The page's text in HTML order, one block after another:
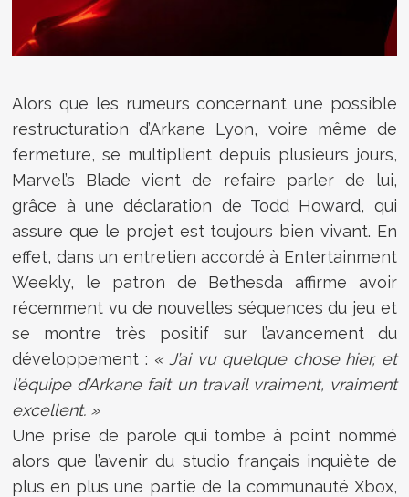
Alors que les rumeurs concernant une possible
restructuration d’Arkane Lyon, voire même de
fermeture, se multiplient depuis plusieurs jours,
Marvel’s Blade vient de refaire parler de lui,
grâce à une déclaration de Todd Howard, qui
assure que le projet est toujours bien vivant. En
effet, dans un entretien accordé à Entertainment
Weekly, le patron de Bethesda affirme avoir
récemment vu de nouvelles séquences du jeu et
se montre très positif sur l’avancement du
développement : « J’ai vu quelque chose hier, et
l’équipe d’Arkane fait un travail vraiment, vraiment
excellent. »
Une prise de parole qui tombe à point nommé
alors que l’avenir du studio français inquiète de
plus en plus une partie de la communauté Xbox,